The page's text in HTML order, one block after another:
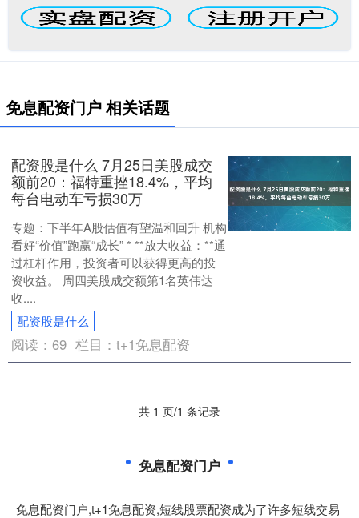
免息配资门户 相关话题
配资股是什么 7月25日美股成交
额前20：福特重挫18.4%，平均
每台电动车亏损30万
专题：下半年A股估值有望温和回升 机构
看好“价值”跑赢“成长” * **放大收益：**通
过杠杆作用，投资者可以获得更高的投
资收益。 周四美股成交额第1名英伟达
收....
配资股是什么
阅读：69 栏目：t+1免息配资
共 1 页/1 条记录
免息配资门户
免息配资门户,t+1免息配资,短线股票配资成为了许多短线交易